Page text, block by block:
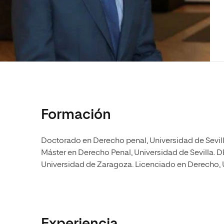
Ciencias
Ciencias de la Salud
Ciencias Sociales
Ingeniería y Tecnología
Ciencias de la Salud
Ciencias Sociales
Escuela de Humanidades
Normas de Organización y
Funcionamiento
Formación
Doctorado en Derecho penal, Universidad de
Máster en Derecho Penal, Universidad de Sevilla.
Universidad de Zaragoza. Licenciado en Derecho,